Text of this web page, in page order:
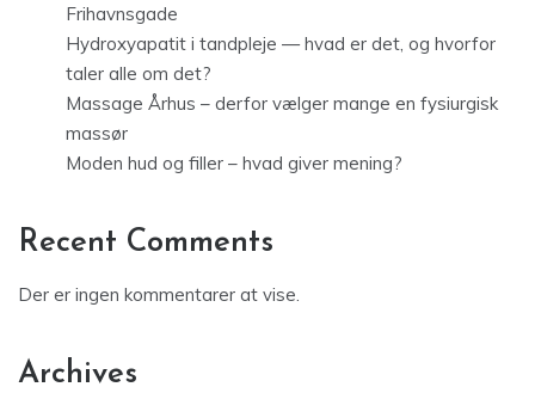
Frihavnsgade
Hydroxyapatit i tandpleje — hvad er det, og hvorfor
taler alle om det?
Massage Århus – derfor vælger mange en fysiurgisk
massør
Moden hud og filler – hvad giver mening?
Recent Comments
Der er ingen kommentarer at vise.
Archives